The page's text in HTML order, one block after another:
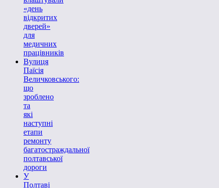
«день
відкритих
дверей»
для
медичних
працівників
Вулиця
Паїсія
Величковського:
що
зроблено
та
які
наступні
етапи
ремонту
багатостраждальної
полтавської
дороги
У
Полтаві